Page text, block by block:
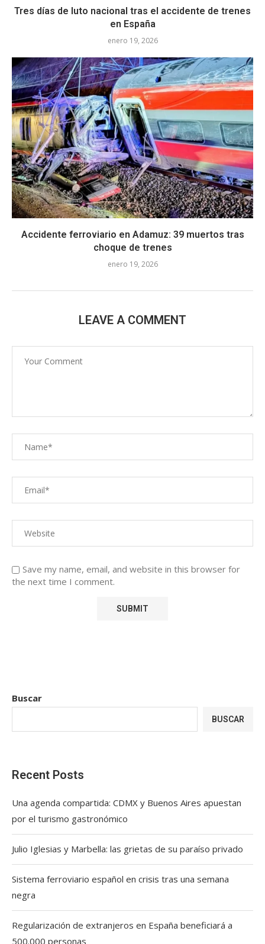
Tres días de luto nacional tras el accidente de trenes
en España
enero 19, 2026
Accidente ferroviario en Adamuz: 39 muertos tras
choque de trenes
enero 19, 2026
LEAVE A COMMENT
Save my name, email, and website in this browser for
the next time I comment.
Buscar
BUSCAR
Recent Posts
Una agenda compartida: CDMX y Buenos Aires apuestan
por el turismo gastronómico
Julio Iglesias y Marbella: las grietas de su paraíso privado
Sistema ferroviario español en crisis tras una semana
negra
Regularización de extranjeros en España beneficiará a
500.000 personas